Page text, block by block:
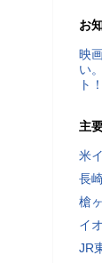
お
映
い
ト！
主
米
長
槍
イ
JR